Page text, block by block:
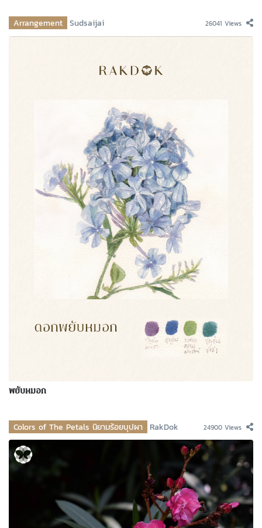
Arrangement Sudsaijai 26041 Views
พยับหมอก
Colors of The Petals นิยามร้อยบุปผา RakDok 24900 Views